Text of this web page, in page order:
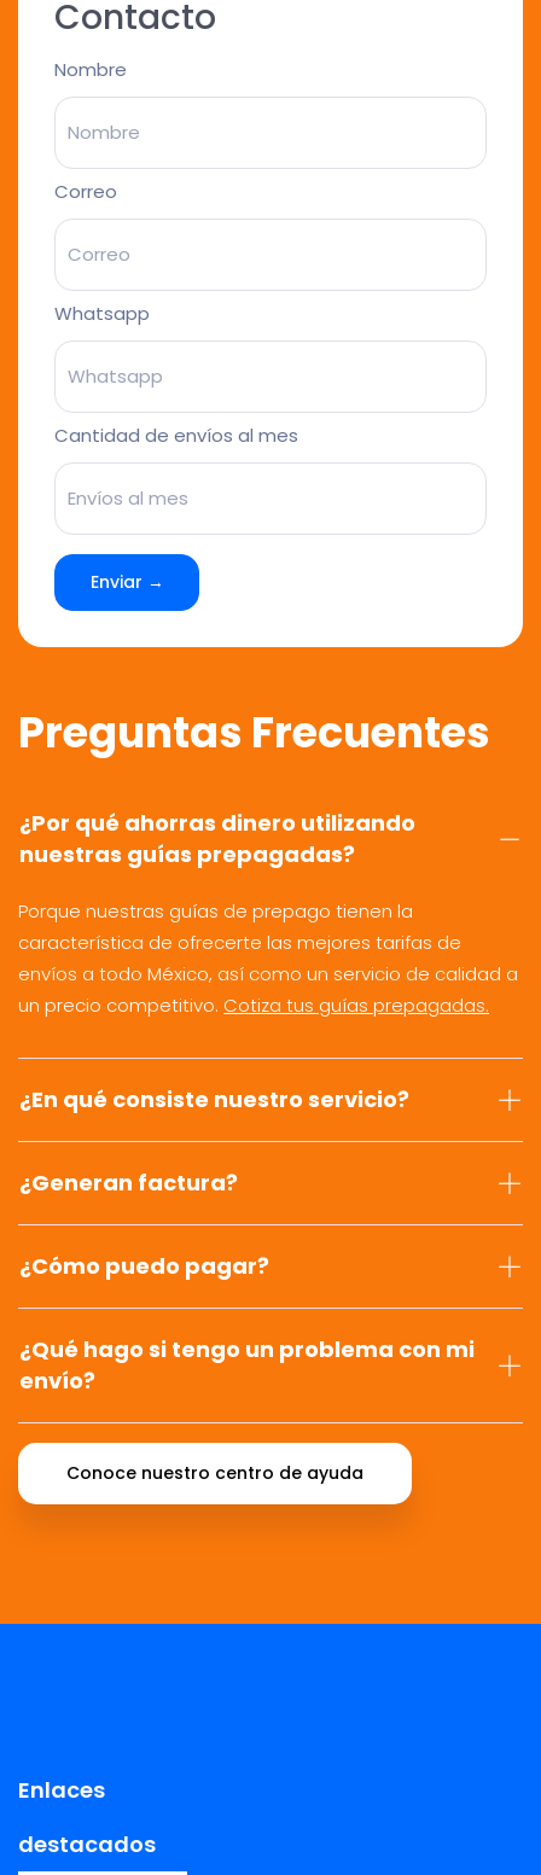
Contacto
Nombre
Correo
Whatsapp
Cantidad de envíos al mes
Enviar →
Preguntas Frecuentes
¿Por qué ahorras dinero utilizando
nuestras guías prepagadas?
Porque nuestras guías de prepago tienen la
característica de ofrecerte las mejores tarifas de
envíos a todo México, así como un servicio de calidad a
un precio competitivo. Cotiza tus guías prepagadas.
¿En qué consiste nuestro servicio?
¿Generan factura?
¿Cómo puedo pagar?
¿Qué hago si tengo un problema con mi
envío?
Conoce nuestro centro de ayuda
Enlaces
destacados